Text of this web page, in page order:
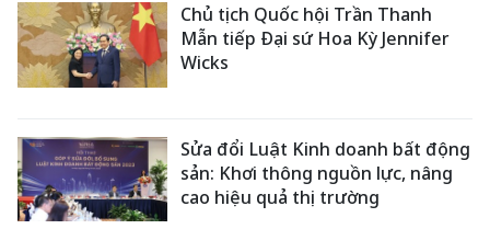
Chủ tịch Quốc hội Trần Thanh
Mẫn tiếp Đại sứ Hoa Kỳ Jennifer
Wicks
Sửa đổi Luật Kinh doanh bất động
sản: Khơi thông nguồn lực, nâng
cao hiệu quả thị trường